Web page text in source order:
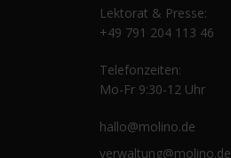
Lektorat & Presse:
+49 791 204 113 46
Telefonzeiten:
Mo-Fr 9:30-12 Uhr
hallo@molino.de
verwaltung@molino.de